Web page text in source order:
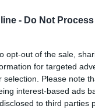
- Do Not
opt-out of the sale,
for targeted
selection. Please note
interest-based ads
to third parties
situata nel